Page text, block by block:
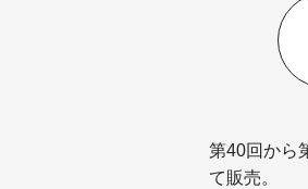
第40回から
て販売。